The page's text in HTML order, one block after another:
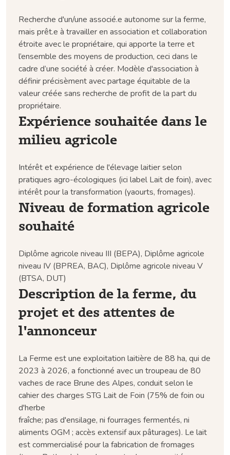
Recherche d'un/une associé.e autonome sur la ferme,
mais prêt.e à travailler en association et collaboration
étroite avec le propriétaire, qui apporte la terre et
l’ensemble des moyens de production, ceci dans le
cadre d’une société à créer. Modèle d'association à
définir précisèment avec partage équitable de la
valeur créée sans recherche de profit de la part du
propriétaire.
Expérience souhaitée dans le
milieu agricole
Intérêt et expérience de l'élevage laitier selon
pratiques agro-écologiques (ici label Lait de foin), avec
intérêt pour la transformation (yaourts, fromages).
Niveau de formation agricole
souhaité
Diplôme agricole niveau III (BEPA), Diplôme agricole
niveau IV (BPREA, BAC), Diplôme agricole niveau V
(BTSA, DUT)
Description de la ferme, du
projet et des attentes de
l'annonceur
La Ferme est une exploitation laitière de 88 ha, qui de
2023 à 2026, a fonctionné avec un troupeau de 80
vaches de race Brune des Alpes, conduit selon le
cahier des charges STG Lait de Foin (75% de foin ou
d'herbe
fraîche; pas d'ensilage, ni fourrages fermentés, ni
aliments OGM ; accès extensif aux pâturages). Le lait
est commercialisé pour la fabrication de fromages